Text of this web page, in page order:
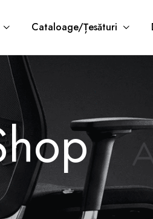
Cataloage/Țesături
Shop